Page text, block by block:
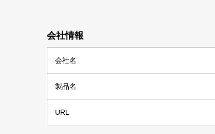
会社情報
会社名
製品名
URL